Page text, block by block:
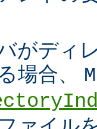
がディ
場合、